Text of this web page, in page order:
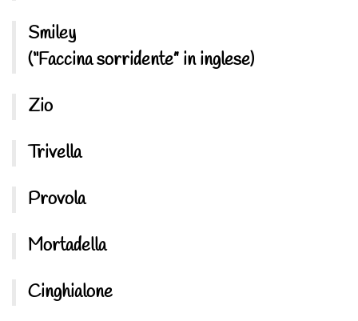
Smiley
(“Faccina sorridente” in inglese)
Zio
Trivella
Provola
Mortadella
Cinghialone